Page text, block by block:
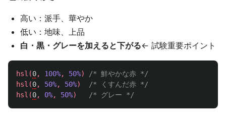
高い：派手、華やか
低い：地味、上品
白・黒・グレーを加えると下がる← 試験重要ポイント
hsl (0, 100%, 50%)
/* 鮮やかな赤 */
hsl (0, 50%, 50%)
/* くすんだ赤 */
hsl (0, 0%, 50%) /* グレー */